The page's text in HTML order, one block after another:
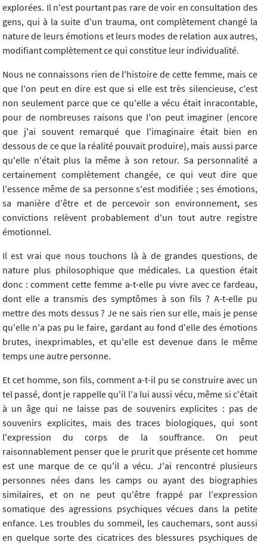
explorées. Il n'est pourtant pas rare de voir en consultation des
gens, qui à la suite d'un trauma, ont complètement changé la
nature de leurs émotions et leurs modes de relation aux autres,
modifiant complètement ce qui constitue leur individualité.
Nous ne connaissons rien de l'histoire de cette femme, mais ce
que l'on peut en dire est que si elle est très silencieuse, c'est
non seulement parce que ce qu'elle a vécu était inracontable,
pour de nombreuses raisons que l'on peut imaginer (encore
que j'ai souvent remarqué que l'imaginaire était bien en
dessous de ce que la réalité pouvait produire), mais aussi parce
qu'elle n'était plus la même à son retour. Sa personnalité a
certainement complètement changée, ce qui veut dire que
l'essence même de sa personne s'est modifiée ; ses émotions,
sa manière d'être et de percevoir son environnement, ses
convictions relèvent probablement d'un tout autre registre
émotionnel.
Il est vrai que nous touchons là à de grandes questions, de
nature plus philosophique que médicales. La question était
donc : comment cette femme a-t-elle pu vivre avec ce fardeau,
dont elle a transmis des symptômes à son fils ? A-t-elle pu
mettre des mots dessus ? Je ne sais rien sur elle, mais je pense
qu'elle n'a pas pu le faire, gardant au fond d'elle des émotions
brutes, inexprimables, et qu'elle est devenue dans le même
temps une autre personne.
Et cet homme, son fils, comment a-t-il pu se construire avec un
tel passé, dont je rappelle qu'il l'a lui aussi vécu, même si c'était
à un âge qui ne laisse pas de souvenirs explicites : pas de
souvenirs explicites, mais des traces biologiques, qui sont
l'expression du corps de la souffrance. On peut
raisonnablement penser que le prurit que présente cet homme
est une marque de ce qu'il a vécu. J'ai rencontré plusieurs
personnes nées dans les camps ou ayant des biographies
similaires, et on ne peut qu'être frappé par l'expression
somatique des agressions psychiques vécues dans la petite
enfance. Les troubles du sommeil, les cauchemars, sont aussi
en quelque sorte des cicatrices des blessures psychiques de